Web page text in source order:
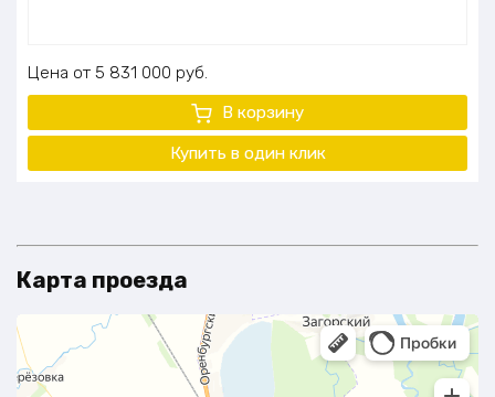
Цена 5 831 000 руб.
В корзину
Купить в один клик
Карта проезда